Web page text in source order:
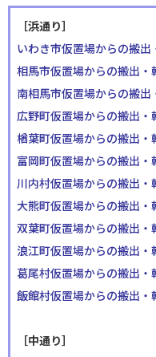
［浜通り］
いわき市仮置場からの搬出
相馬市仮置場からの搬出・
南相馬市仮置場からの搬出
広野町仮置場からの搬出・
楢葉町仮置場からの搬出・
富岡町仮置場からの搬出・
川内村仮置場からの搬出・
大熊町仮置場からの搬出・
双葉町仮置場からの搬出・
浪江町仮置場からの搬出・
葛尾村仮置場からの搬出・
飯館村仮置場からの搬出・
［中通り］